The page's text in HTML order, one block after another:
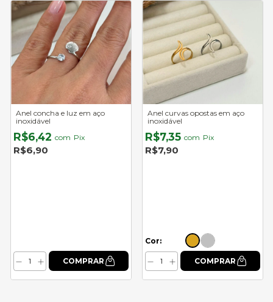
Anel concha e luz em aço
inoxidável
R$6,42 com Pix
R$6,90
Anel curvas opostas em aço
inoxidável
R$7,35 com Pix
R$7,90
Cor: